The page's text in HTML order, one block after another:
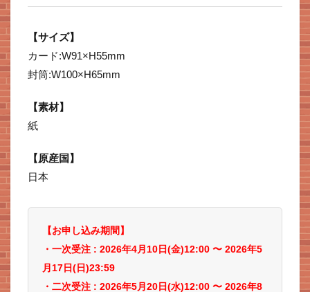
【サイズ】
カード:W91×H55mm
封筒:W100×H65mm
【素材】
紙
【原産国】
日本
【お申し込み期間】
・一次受注 : 2026年4月10日(金)12:00 〜 2026年5
月17日(日)23:59
・二次受注 : 2026年5月20日(水)12:00 〜 2026年8